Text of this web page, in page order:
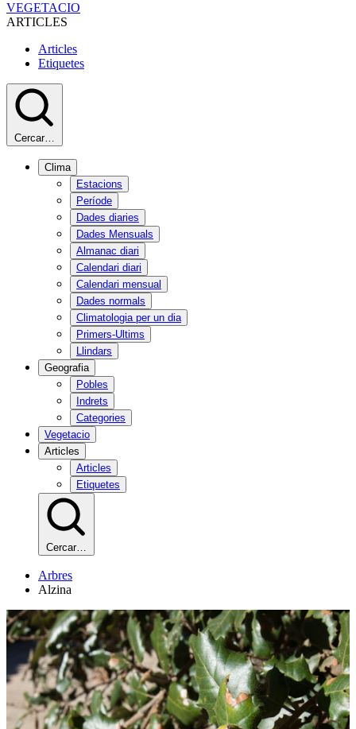
VEGETACIO
ARTICLES
Articles
Etiquetes
Cercar…
Clima
Estacions
Període
Dades diaries
Dades Mensuals
Almanac diari
Calendari diari
Calendari mensual
Dades normals
Climatologia per un dia
Primers-Ultims
Llindars
Geografia
Pobles
Indrets
Categories
Vegetacio
Articles
Articles
Etiquetes
Cercar…
Arbres
Alzina